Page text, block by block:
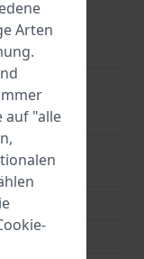
Arten
auf "alle